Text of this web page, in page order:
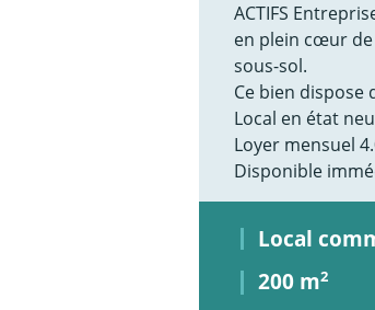
ACTIFS
en plein cœur de
sous-sol.
Ce bien dispose
Local en état
Loyer mensuel
Disponible
Local
200 m2